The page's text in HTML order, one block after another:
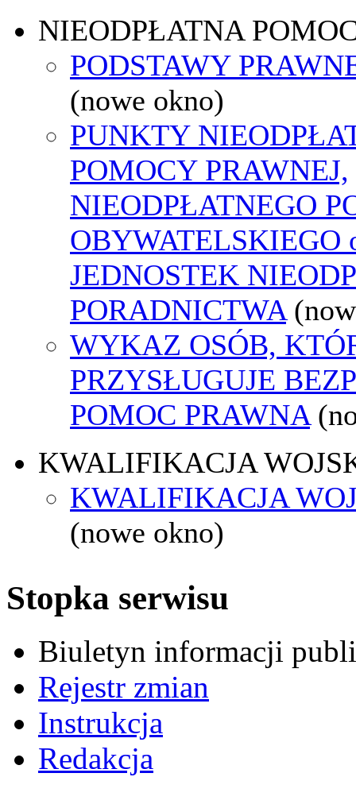
NIEODPŁATNA
PODSTAWY
(nowe okno)
PUNKTY
POMOCY PRAWNEJ,
NIEODPŁATNEGO
OBYWATELSKIEGO
JEDNOSTEK
PORADNICTWA
WYKAZ OSÓB,
PRZYSŁUGUJE
POMOC PRAWNA
KWALIFIKACJA
KWALIFIKACJA
(nowe okno)
Stopka serwisu
Biuletyn informacji
Rejestr zmian
Instrukcja
Redakcja